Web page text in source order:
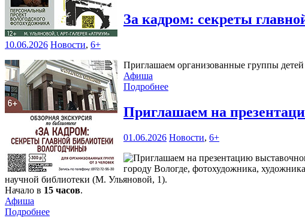
За кадром: секреты
10.06.2026 Новости, 6+
Приглашаем организованные группы
Афиша
Подробнее
Приглашаем на
01.06.2026 Новости, 6+
городу Вологде, фотохудожника,
научной библиотеки (М. Ульяновой, 1).
Начало в 15 часов.
Афиша
Подробнее